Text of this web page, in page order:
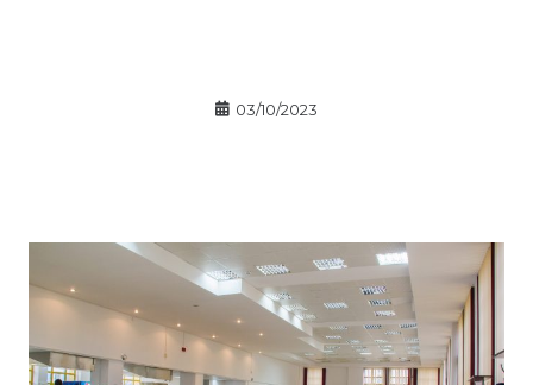
03/10/2023